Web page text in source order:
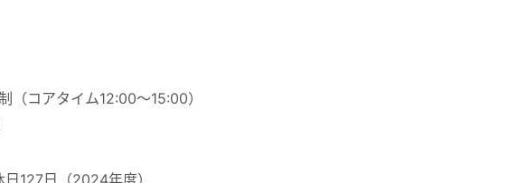
（コアタイム12:00～15:00）
127日（2024年度）